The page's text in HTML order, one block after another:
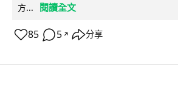
方...
閱讀全文
85 5 ↗ 分享